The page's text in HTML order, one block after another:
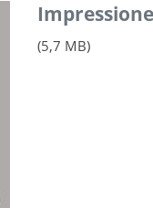
(5,7 MB)